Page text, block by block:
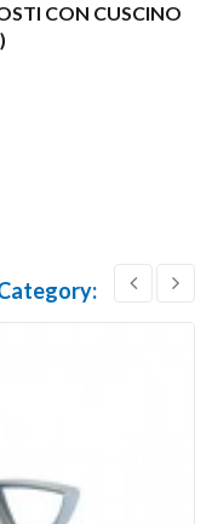
CON CUSCINO